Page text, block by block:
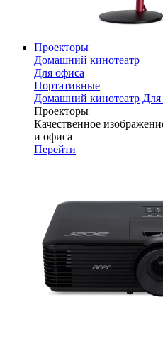
Проекторы
Домашний кинотеатр
Для офиса
Портативные
Домашний кинотеатр Для
Проекторы
Качественное
и офиса
Перейти